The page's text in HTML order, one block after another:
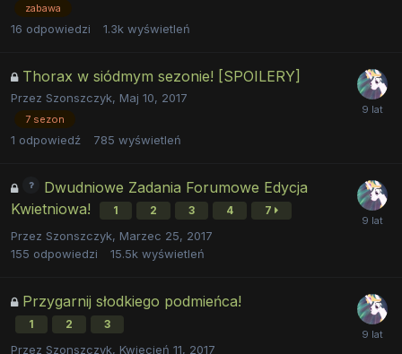
zabawa
16 odpowiedzi 1.3k wyświetleń
Thorax w siódmym sezonie! [SPOILERY]
Przez Szonszczyk, Maj 10, 2017
7 sezon
1 odpowiedź 785 wyświetleń
Dwudniowe Zadania Forumowe Edycja
Kwietniowa!
1 2 3 4 7
Przez Szonszczyk, Marzec 25, 2017
155 odpowiedzi 15.5k wyświetleń
Przygarnij słodkiego podmieńca!
1 2 3
Przez Szonszczyk, Kwiecień 11, 2017